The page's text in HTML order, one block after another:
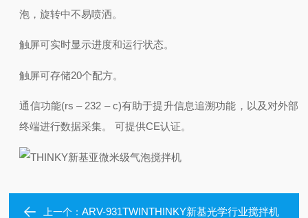
泡，旋转中不易喷洒。
触屏可实时显示进度和运行状态。
触屏可存储20个配方。
通信功能(rs – 232 – c)有助于提升信息追溯功能，以及对外部
终端进行数据采集。 可提供CE认证。
上一个：ARV-931TWINTHINKY新基光学行业搅拌机